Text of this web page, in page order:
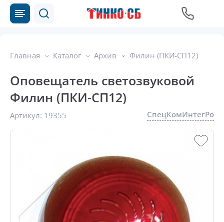
Главная Каталог Архив Филин (ПКИ-СП12)
Оповещатель светозвуковой
Филин (ПКИ-СП12)
Артикул: 19355 СпецКомИнтегРо